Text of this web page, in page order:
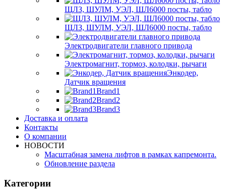
ЩЛЗ, ШУЛМ, УЭЛ, ШЛ6000 посты, табло
ЩЛЗ, ШУЛМ, УЭЛ, ШЛ6000 посты, табло
Электродвигатели главного привода
Электромагнит, тормоз, колодки, рычаги
Энкодер,
Датчик вращения
Brand1
Brand2
Brand3
Доставка и оплата
Контакты
О компании
НОВОСТИ
Масштабная замена лифтов в рамках капремонта.
Обновление раздела
Категории